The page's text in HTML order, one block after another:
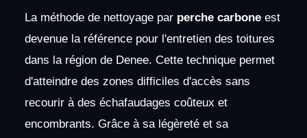
La méthode de nettoyage par perche carboneest
devenue la référence pour l'entretien des toitures
dans la région de Denee. Cette technique permet
d'atteindre des zones difficiles d'accès sans
recourir à des échafaudages coûteux et
encombrants. Grâce à sa légèreté et sa